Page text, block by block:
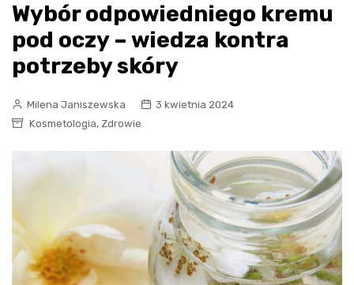
Wybór odpowiedniego kremu
pod oczy – wiedza kontra
potrzeby skóry
Milena Janiszewska
3 kwietnia 2024
Kosmetologia, Zdrowie